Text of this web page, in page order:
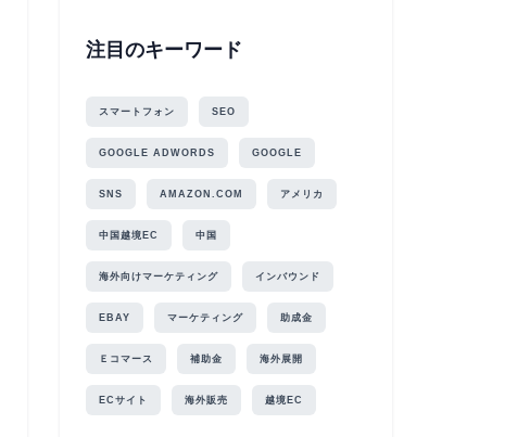
注目のキーワード
スマートフォン SEO
GOOGLE ADWORDS GOOGLE
SNS AMAZON.COM アメリカ
中国越境EC 中国
海外向けマーケティング インバウンド
EBAY マーケティング 助成金
Ｅコマース 補助金 海外展開
ECサイト 海外販売 越境EC